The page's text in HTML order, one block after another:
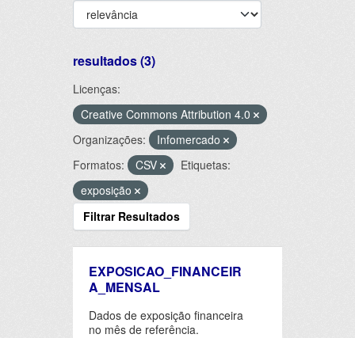
resultados (3)
Licenças:
Creative Commons Attribution 4.0
Organizações:
Infomercado
Formatos:
CSV
Etiquetas:
exposição
Filtrar Resultados
EXPOSICAO_FINANCEIR
A_MENSAL
Dados de exposição financeira
no mês de referência.